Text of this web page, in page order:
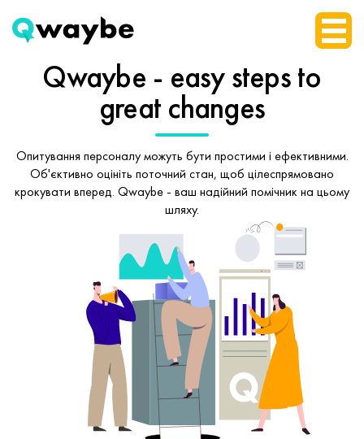
Qwaybe - easy stepsto
great changes
Опитування персоналу можуть бути простими і ефективними.
Об'єктивно оцініть поточний стан, щоб цілеспрямовано
крокувати вперед. Qwaybe - ваш надійний помічник на цьому
шляху.